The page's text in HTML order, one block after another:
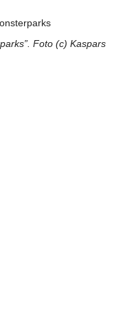
Foto (c) Kaspars